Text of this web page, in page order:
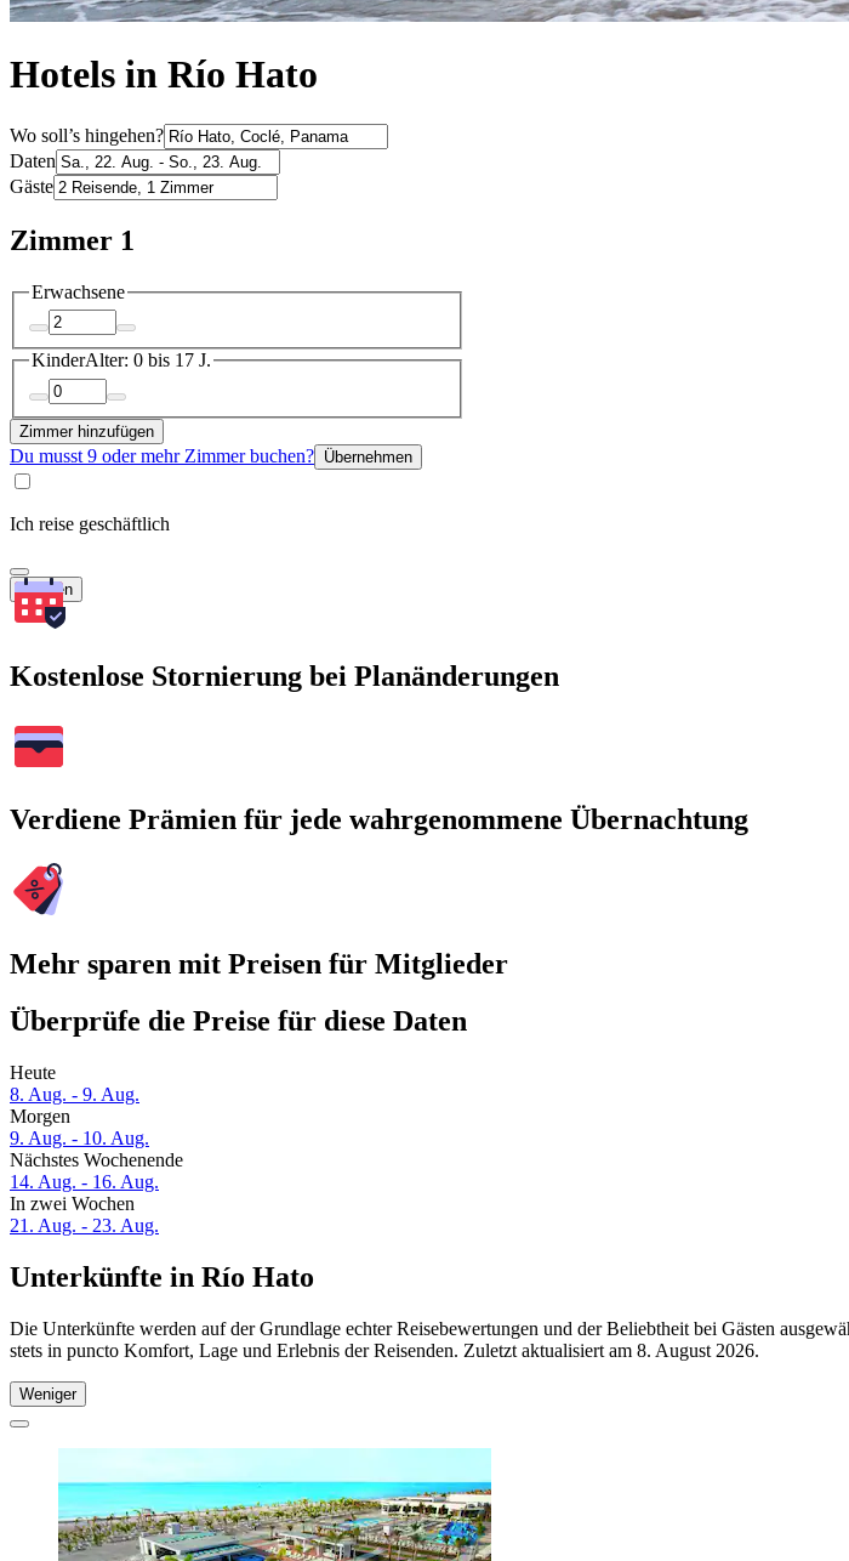
Hotels in Río Hato
Wo soll’s hingehen?
Daten
Gäste
Zimmer 1
Erwachsene
KinderAlter: 0 bis 17 J.
Zimmer hinzufügen
Du musst 9 oder mehr Zimmer buchen? Übernehmen
Ich reise geschäftlich
Suchen
Kostenlose Stornierung bei Planänderungen
Verdiene Prämien für jede wahrgenommene Übernachtung
Mehr sparen mit Preisen für Mitglieder
Überprüfe die Preise für diese Daten
Heute
8. Aug. - 9. Aug.
Morgen
9. Aug. - 10. Aug.
Nächstes Wochenende
14. Aug. - 16. Aug.
In zwei Wochen
21. Aug. - 23. Aug.
Unterkünfte in Río Hato
Die Unterkünfte werden auf der Grundlage echter Reisebewertungen und der Beliebtheit bei Gästen
stets in puncto Komfort, Lage und Erlebnis der Reisenden. Zuletzt aktualisiert am 8. August 2026.
Weniger